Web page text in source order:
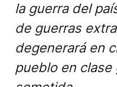
la guerra del
de guerras
degenerará en
pueblo en clase